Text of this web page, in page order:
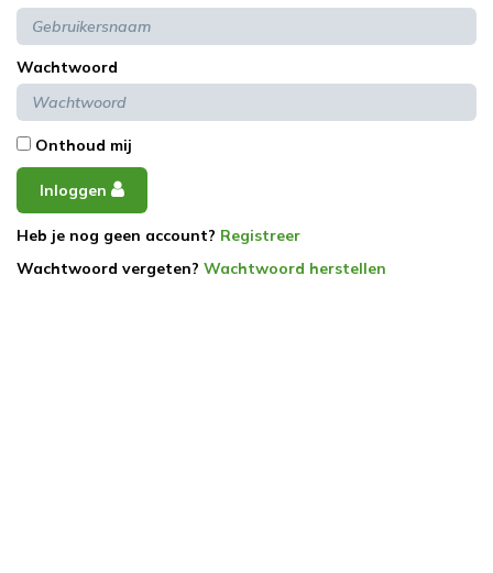
Wachtwoord
Onthoud mij
Inloggen
Heb je nog geen account? Registreer
Wachtwoord vergeten? Wachtwoord herstellen